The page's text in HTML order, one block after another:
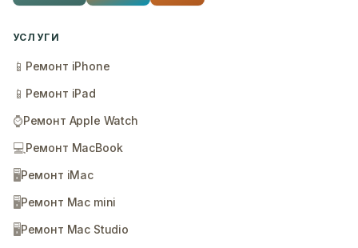
УСЛУГИ
📱 Ремонт iPhone
📱 Ремонт iPad
⌚Ремонт Apple Watch
💻Ремонт MacBook
🖥️Ремонт iMac
🖥️Ремонт Mac mini
🖥️Ремонт Mac Studio